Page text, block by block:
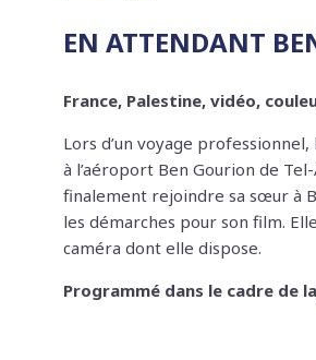
EN ATTENDANT
France, Palestine, vidéo,
Lors d’un voyage
à l’aéroport Ben Gourion de
finalement rejoindre sa sœur à
les démarches pour son film.
caméra dont elle dispose.
Programmé dans le cadre de la